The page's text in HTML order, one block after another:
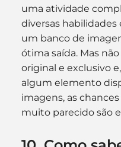
uma atividade
diversas
um banco de
ótima saída. Mas
original e exclusivo
algum elemento
imagens, as
muito parecido são